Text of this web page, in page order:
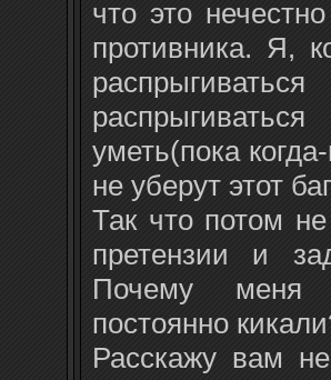
что это
противника. Я,
уметь(пока
не уберут этот
Так что потом
претензии и
Почему меня
постоянно
Расскажу вам